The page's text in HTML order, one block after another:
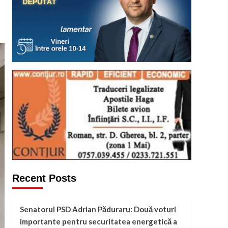
Recent Posts
Senatorul PSD Adrian Păduraru: Două voturi
importante pentru securitatea energetică a